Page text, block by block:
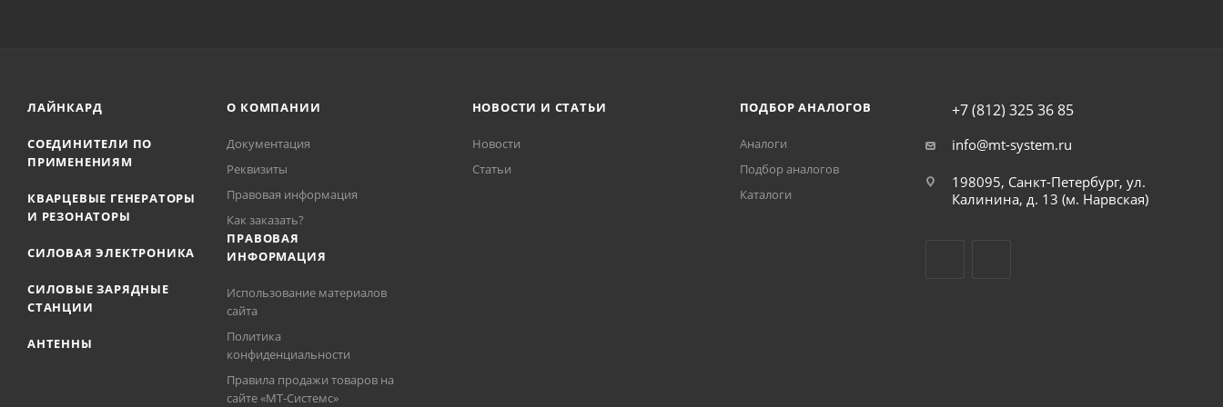
ЛАЙНКАРД
СОЕДИНИТЕЛИ ПО
ПРИМЕНЕНИЯМ
КВАРЦЕВЫЕ ГЕНЕРАТОРЫ
И РЕЗОНАТОРЫ
СИЛОВАЯ ЭЛЕКТРОНИКА
СИЛОВЫЕ ЗАРЯДНЫЕ
СТАНЦИИ
АНТЕННЫ
О КОМПАНИИ
Документация
Реквизиты
Правовая информация
Как заказать?
ПРАВОВАЯ
ИНФОРМАЦИЯ
Использование материалов
сайта
Политика
конфиденциальности
Правила продажи товаров на
сайте «МТ-Системс»
НОВОСТИ И СТАТЬИ
Новости
Статьи
ПОДБОР АНАЛОГОВ
Аналоги
Подбор аналогов
Каталоги
+7 (812) 325 36 85
info@mt-system.ru
198095, Санкт-Петербург, ул.
Калинина, д. 13 (м. Нарвская)